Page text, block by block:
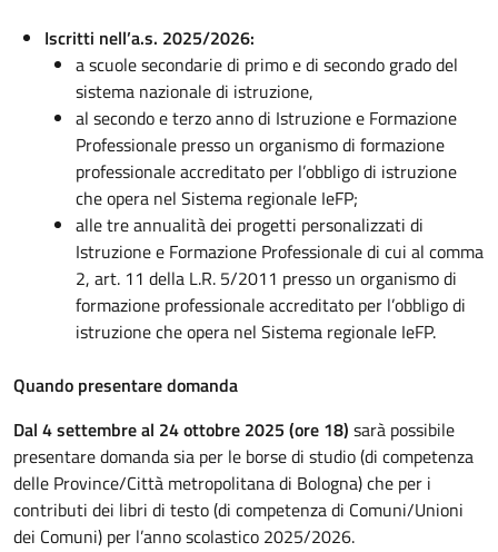
Iscritti nell’a.s. 2025/2026:
a scuole secondarie di primo e di secondo grado del
sistema nazionale di istruzione,
al secondo e terzo anno di Istruzione e Formazione
Professionale presso un organismo di formazione
professionale accreditato per l’obbligo di istruzione
che opera nel Sistema regionale IeFP;
alle tre annualità dei progetti personalizzati di
Istruzione e Formazione Professionale di cui al comma
2, art. 11 della L.R. 5/2011 presso un organismo di
formazione professionale accreditato per l’obbligo di
istruzione che opera nel Sistema regionale IeFP.
Quando presentare domanda
Dal 4 settembre al 24 ottobre 2025 (ore 18) sarà possibile
presentare domanda sia per le borse di studio (di competenza
delle Province/Città metropolitana di Bologna) che per i
contributi dei libri di testo (di competenza di Comuni/Unioni
dei Comuni) per l’anno scolastico 2025/2026.